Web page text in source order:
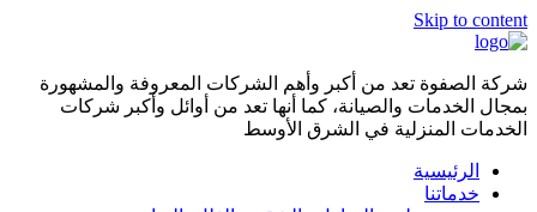
Skip to content
شركة الصفوة تعد من أكبر وأهم الشركات المعروفة والمشهورة
بمجال الخدمات والصيانة، كما أنها تعد من أوائل وأكبر شركات
الخدمات المنزلية في الشرق الأوسط
الرئيسية
خدماتنا